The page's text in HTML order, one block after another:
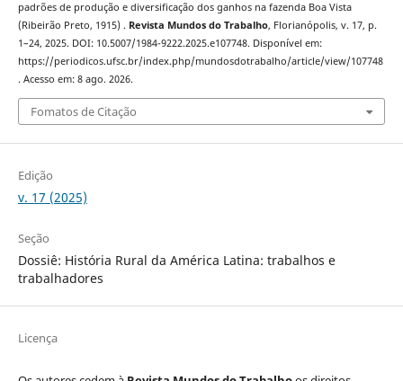
padrões de produção e diversificação dos ganhos na fazenda Boa Vista
(Ribeirão Preto, 1915) . Revista Mundos do Trabalho, Florianópolis, v. 17, p.
1–24, 2025. DOI: 10.5007/1984-9222.2025.e107748. Disponível em:
https://periodicos.ufsc.br/index.php/mundosdotrabalho/article/view/107748
. Acesso em: 8 ago. 2026.
Fomatos de Citação
Edição
v. 17 (2025)
Seção
Dossiê: História Rural da América Latina: trabalhos e
trabalhadores
Licença